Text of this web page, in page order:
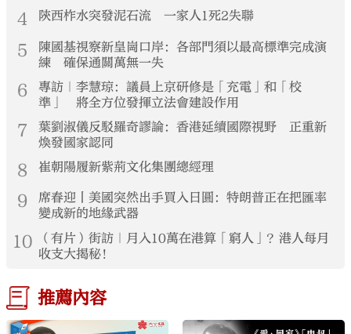
4 陝西柞水突發泥石流 一家人1死2失聯
5
陳國基視察新皇崗口岸：各部門須以最高標準完成演
練 確保通關萬無一失
6
專訪｜李慧琼：議員上京研修是「充電」和「校
準」 將全方位發揮立法會建設作用
7
葉劉淑儀反駁羅奇謬論：香港延續國際視野 正重新
煥發國家認同
8 崔朝陽履新紫荊文化集團總經理
9
席春迎丨美國突然出手買入日圓：特朗普正在把匯率
變成新的地緣武器
10
（有片）街訪｜月入10萬在港算「窮人」？港人每月
收支大揭秘！
推薦內容